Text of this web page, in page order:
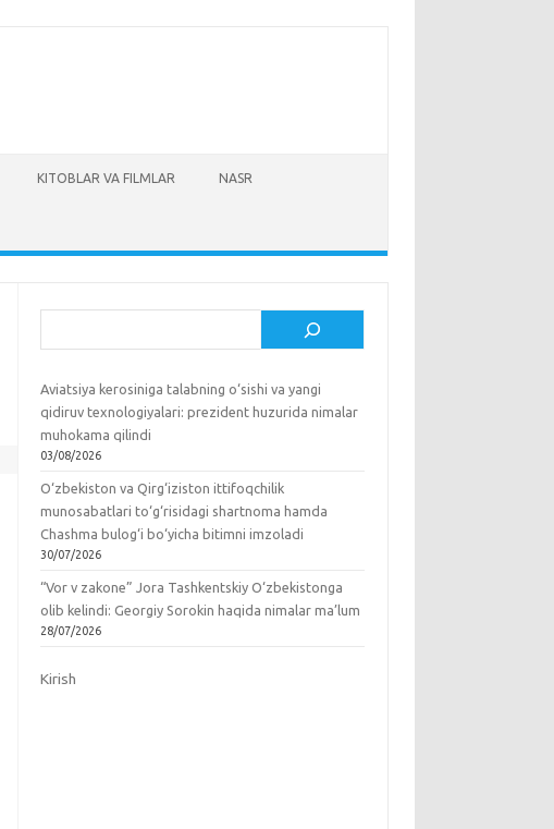
KITOBLAR VA FILMLAR NASR
Aviatsiya kerosiniga talabning o‘sishi va yangi
qidiruv texnologiyalari: prezident huzurida nimalar
muhokama qilindi
03/08/2026
O‘zbekiston va Qirg‘iziston ittifoqchilik
munosabatlari to‘g‘risidagi shartnoma hamda
Chashma bulog‘i bo‘yicha bitimni imzoladi
30/07/2026
“Vor v zakone” Jora Tashkentskiy O‘zbekistonga
olib kelindi: Georgiy Sorokin haqida nimalar ma’lum
28/07/2026
Kirish